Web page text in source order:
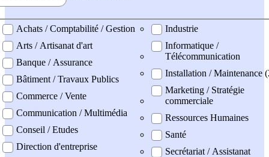
professionel
Achats / Comptabilité / Gestion
Arts / Artisanat d'art
Banque / Assurance
Bâtiment / Travaux Publics
Commerce / Vente
Communication / Multimédia
Conseil / Etudes
Direction d'entreprise
Industrie
Informatique /
Télécommunication
Installation / Maintenance
Marketing / Stratégie
commerciale
Ressources Humaines
Santé
Secrétariat / Assistanat